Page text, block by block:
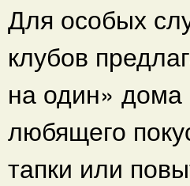
Для особых
клубов
на один» дома
любящего
тапки или